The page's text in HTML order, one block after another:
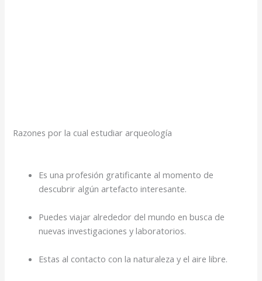
Razones por la cual estudiar arqueología
Es una profesión gratificante al momento de
descubrir algún artefacto interesante.
Puedes viajar alrededor del mundo en busca de
nuevas investigaciones y laboratorios.
Estas al contacto con la naturaleza y el aire libre.